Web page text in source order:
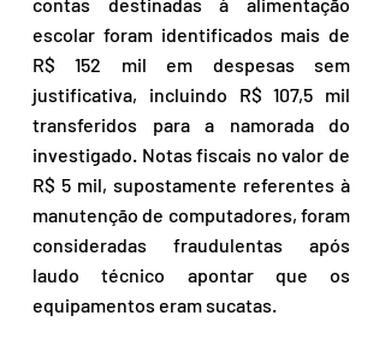
escolar foram identificados mais de
R$ 152 mil em despesas sem
justificativa, incluindo R$ 107,5 mil
transferidos para a namorada do
investigado. Notas fiscais no valor de
R$ 5 mil, supostamente referentes à
manutenção de computadores, foram
consideradas fraudulentas após
laudo técnico apontar que os
equipamentos eram sucatas.